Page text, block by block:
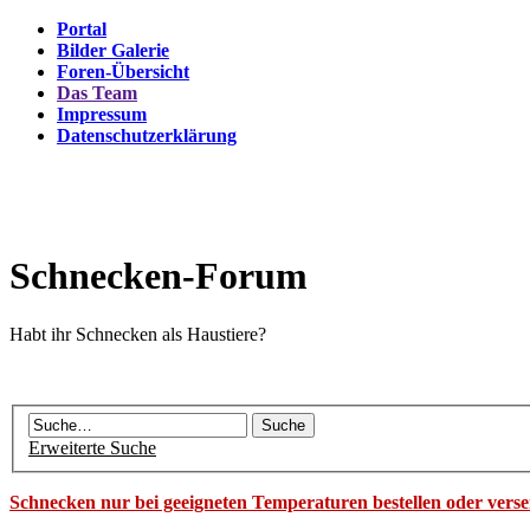
Portal
Bilder Galerie
Foren-Übersicht
Das Team
Impressum
Datenschutzerklärung
Schnecken-Forum
Habt ihr Schnecken als Haustiere?
Erweiterte Suche
Schnecken nur bei geeigneten Temperaturen bestellen oder